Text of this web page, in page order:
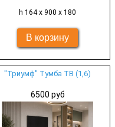
h 164 х 900 х 180
"Триумф" Тумба ТВ (1,6)
6500 руб